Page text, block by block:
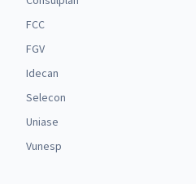
FCC
FGV
Idecan
Selecon
Uniase
Vunesp